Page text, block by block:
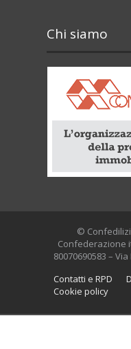
Chi siamo
©
Confederazione
80070690583 –
Contatti e RPD
Cookie policy